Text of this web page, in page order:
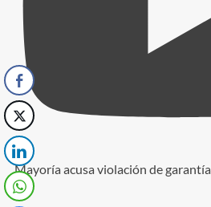
Mayoría acusa violación de